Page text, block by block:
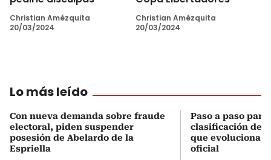
Christian Amézquita
20/03/2024
Christian Amézquita
20/03/2024
Lo más leído
Con nueva demanda sobre fraude
electoral, piden suspender
posesión de Abelardo de la
Espriella
Paso a paso
clasificación del
que evoluciona
oficial